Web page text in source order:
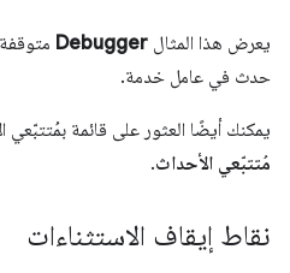
يعرض هذا المثال Debugger
حدث في عامل خدمة.
يمكنك أيضًا العثور على قائمة بمُتتبّعي
مُتتبّعي الأحداث.
نقاط إيقاف الاستثناءات